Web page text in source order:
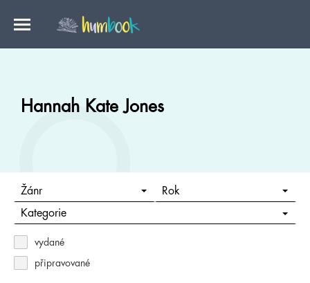
Hannah Kate Jones
Žánr Rok
Kategorie
vydané
připravované